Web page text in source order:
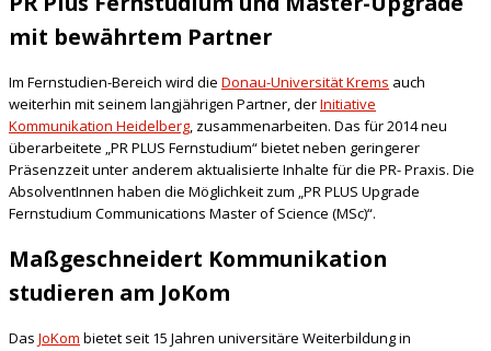
mit bewährtem Partner
Im Fernstudien-Bereich wird die Donau-Universität Krems auch
weiterhin mit seinem langjährigen Partner, derInitiative
Kommunikation Heidelberg, zusammenarbeiten. Das für 2014 neu
überarbeitete „PR PLUS Fernstudium“ bietet neben geringerer
Präsenzzeit unter anderem aktualisierte Inhalte für die PR- Praxis. Die
AbsolventInnen haben die Möglichkeit zum „PR PLUS Upgrade
Fernstudium Communications Master of Science (MSc)“.
Maßgeschneidert Kommunikation
studieren am JoKom
Das JoKom bietet seit 15 Jahren universitäre Weiterbildung in